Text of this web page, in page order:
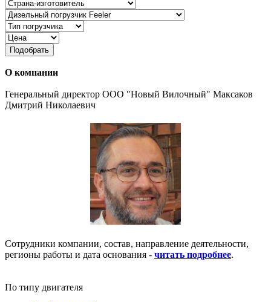
Подобрать
О компании
Генеральный директор ООО "Новый Вилочный" Максаков
Дмитрий Николаевич
Сотрудники компании, состав, направление деятельности,
регионы работы и дата основания - читать подробнее.
По типу двигателя